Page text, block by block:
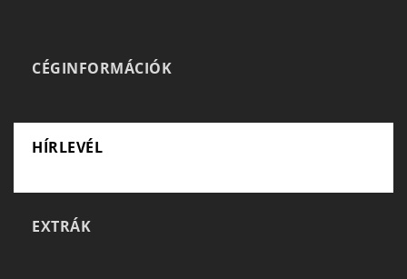
CÉGINFORMÁCIÓK
HÍRLEVÉL
EXTRÁK